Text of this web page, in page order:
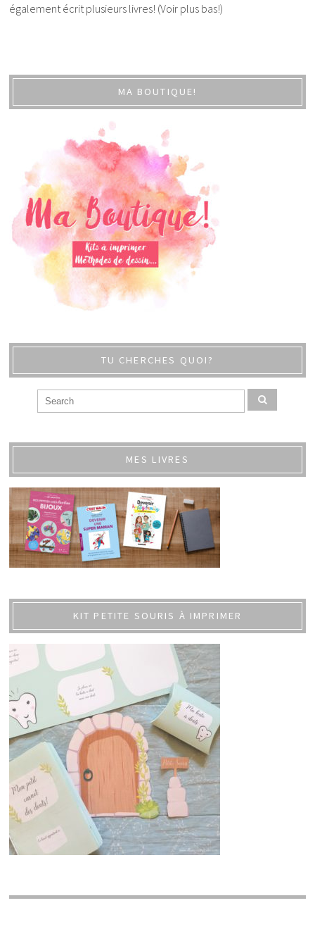
également écrit plusieurs livres! (Voir plus bas!)
MA BOUTIQUE!
TU CHERCHES QUOI?
MES LIVRES
KIT PETITE SOURIS À IMPRIMER